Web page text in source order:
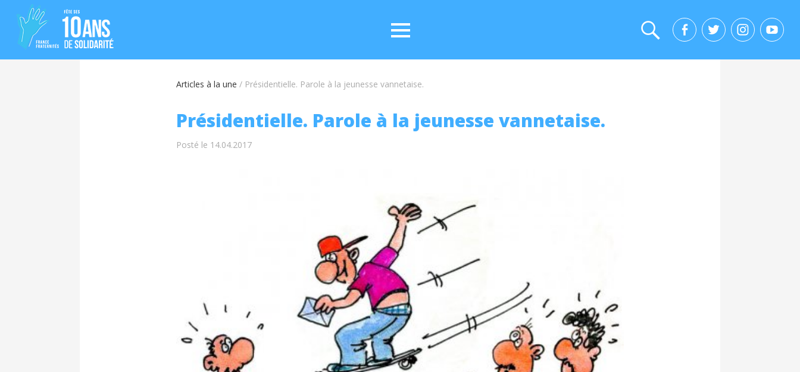
Articles à la une / Présidentielle. Parole à la jeunesse vannetaise.
Présidentielle. Parole à la jeunesse vannetaise.
Posté le 14.04.2017